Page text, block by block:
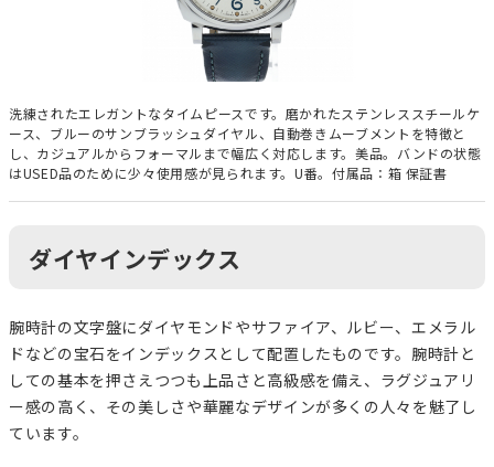
洗練されたエレガントなタイムピースです。磨かれたステンレススチールケ
ース、ブルーのサンブラッシュダイヤル、自動巻きムーブメントを特徴と
し、カジュアルからフォーマルまで幅広く対応します。美品。バンドの状態
はUSED品のために少々使用感が見られます。U番。付属品：箱 保証書
ダイヤインデックス
腕時計の文字盤にダイヤモンドやサファイア、ルビー、エメラル
ドなどの宝石をインデックスとして配置したものです。腕時計と
しての基本を押さえつつも上品さと高級感を備え、ラグジュアリ
ー感の高く、その美しさや華麗なデザインが多くの人々を魅了し
ています。